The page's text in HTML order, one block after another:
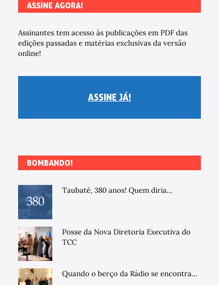
ASSINE AGORA!
Assinantes tem acesso às publicações em PDF das
edições passadas e matérias exclusivas da versão
online!
ASSINE JÁ!
BOMBANDO!
Taubaté, 380 anos! Quem diria...
Posse da Nova Diretoria Executiva do
TCC
Quando o berço da Rádio se encontra...